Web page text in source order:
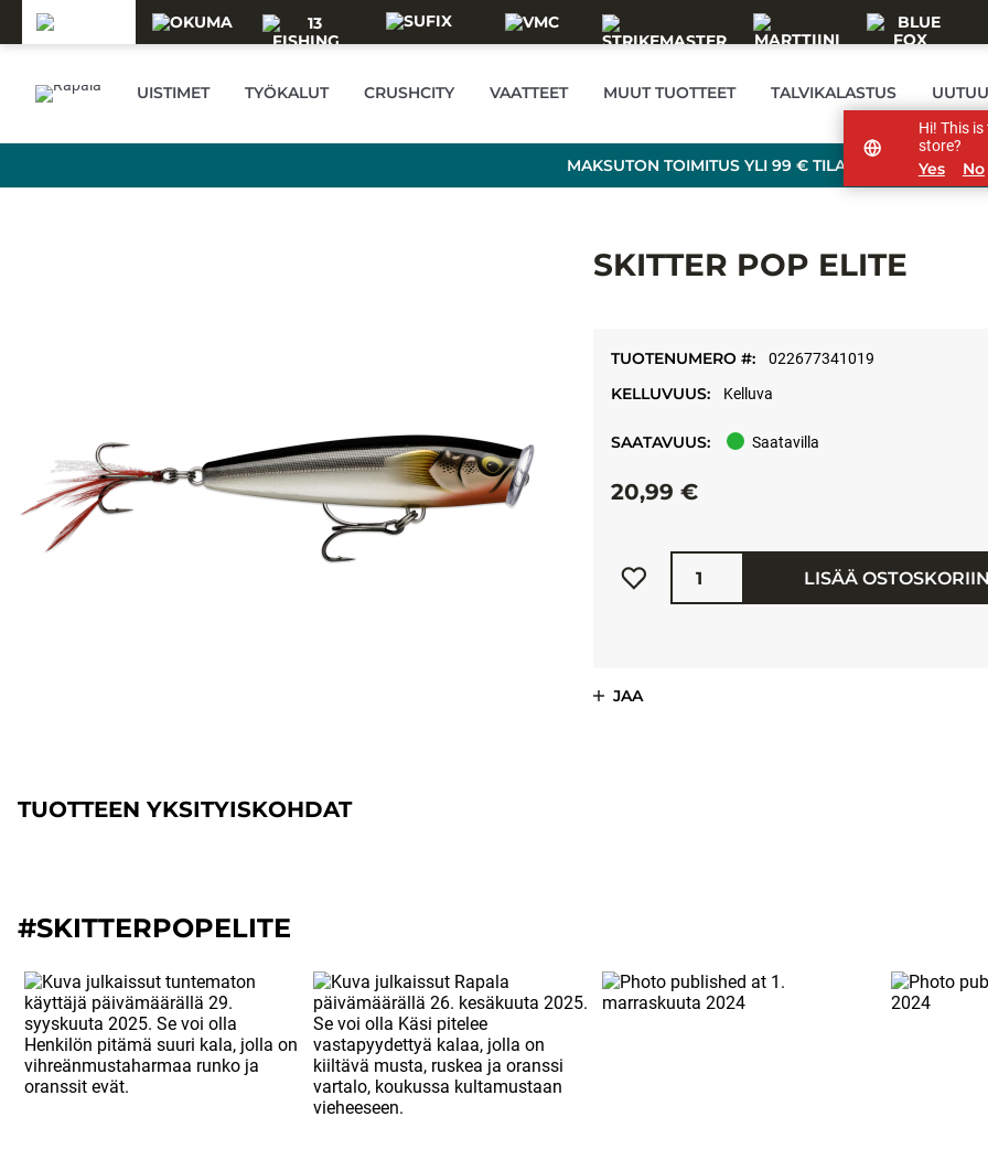
UISTIMET TYÖKALUT CRUSHCITY VAATTEET MUUT TUOTTEET TALVIKALASTUS
MAKSUTON TOIMITUS YLI 99 € TILAUKSILLE!
SKITTER POP ELITE
TUOTENUMERO #: 022677341019
KELLUVUUS: Kelluva
SAATAVUUS: Saatavilla
20,99 €
Määrä
LISÄÄ
JAA
TUOTTEEN YKSITYISKOHDAT
#SKITTERPOPELITE
Hi! This
store?
Yes No